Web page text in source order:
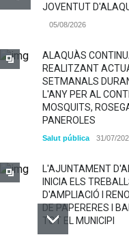
JOVENTUT
05/08/2026
ALAQUÀS
REALITZANT
SETMANALS
L'ANY PER AL
MOSQUITS,
PANEROLES
Salut pública 31/07/
L'AJUNTAMENT
INICIA ELS
D'AMPLIACIÓ I
DE PAPERERES I
TOT EL MUNICIPI